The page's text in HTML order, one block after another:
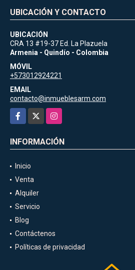
UBICACIÓN Y CONTACTO
UBICACIÓN
CRA 13 #19-37 Ed. La Plazuela
Armenia - Quindío - Colombia
MÓVIL
+573012924221
EMAIL
contacto@inmueblesarm.com
Facebook
Instagram
INFORMACIÓN
Inicio
Venta
Alquiler
Servicio
Blog
Contáctenos
Políticas de privacidad